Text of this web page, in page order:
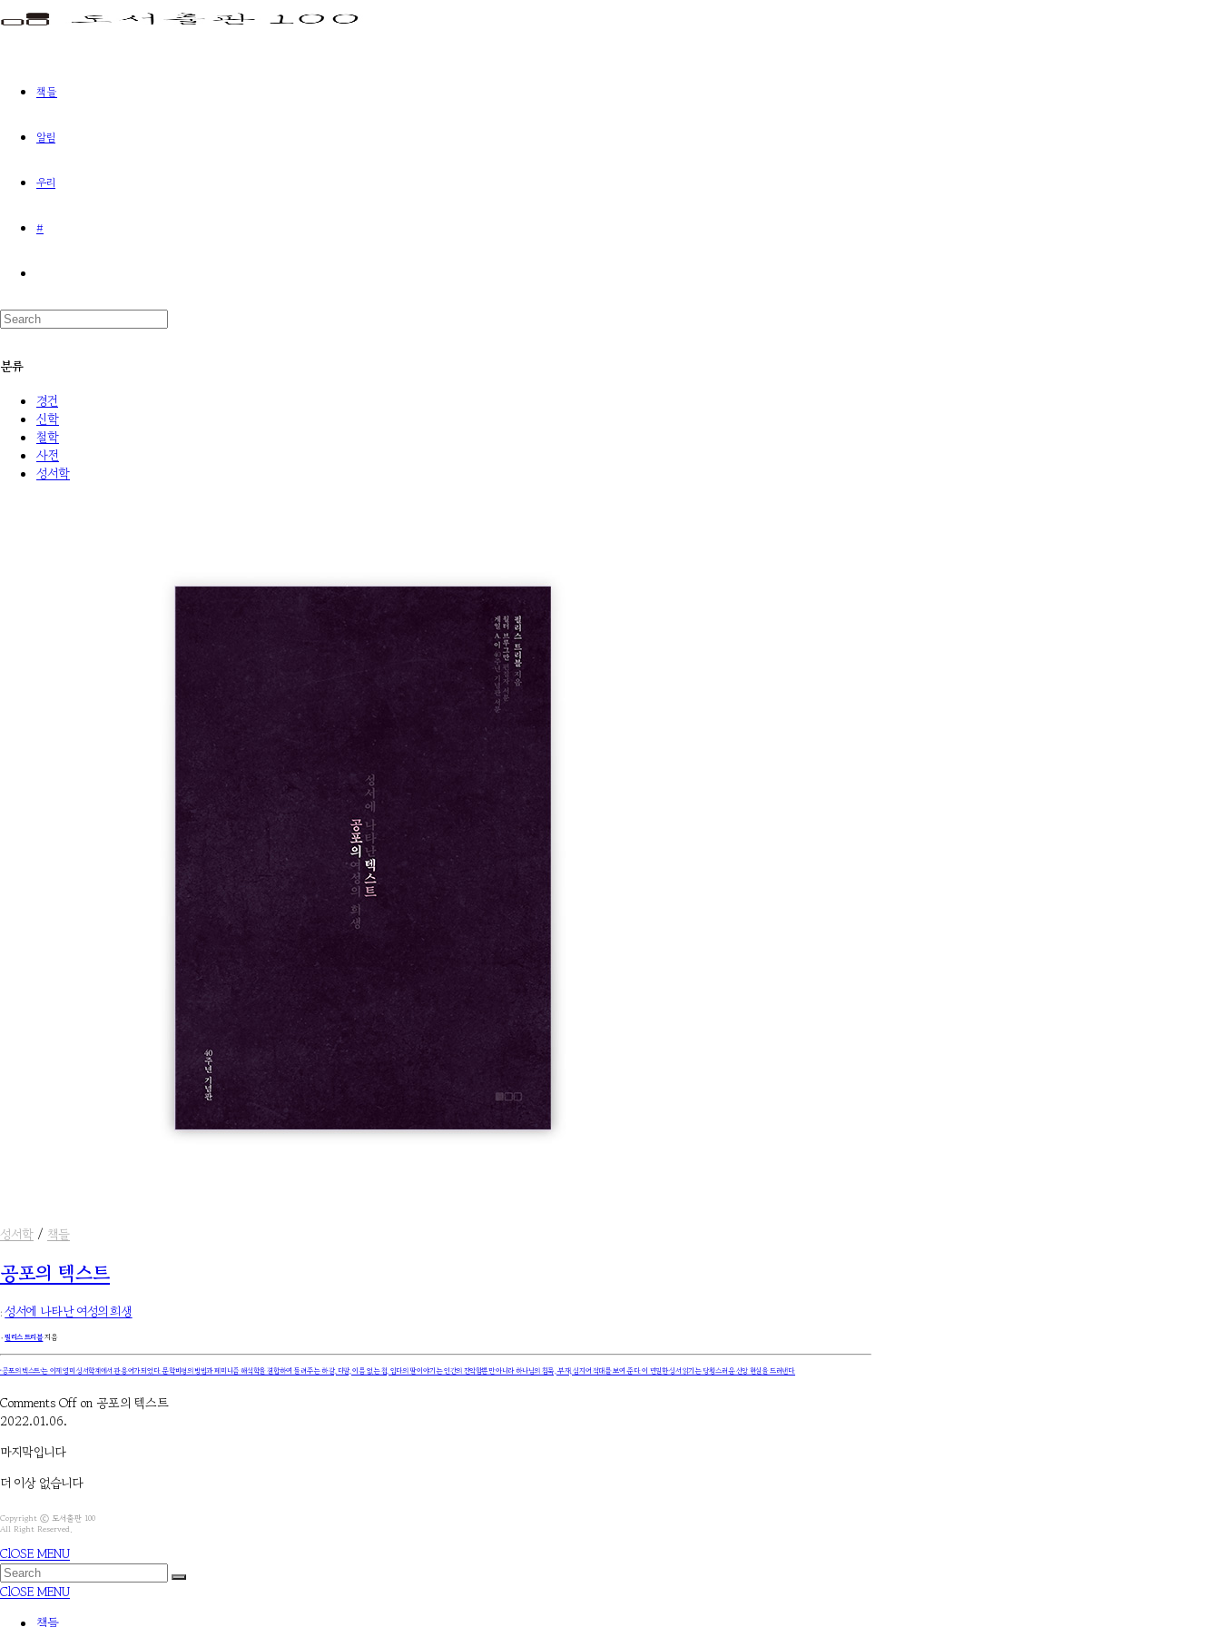
책들
알림
우리
#
분류
경건
신학
철학
사전
성서학
성서학 / 책들
공포의 텍스트
:성서에 나타난 여성의 희생
۰필리스 트리블지음
‘공포의 텍스트’는 이제 영미 성서학계에서 관용어가 되었다. 문학비평의 방법과 페미니즘 해석학을 결합하여 들려주는 하갈, 다말, 이름 없는 첩, 입다의 딸 이야기는 인간의 잔악함뿐만 아니라 하나님의 침묵, 부재, 심지어 적대를 보여 준다. 이 면밀한 성서 읽기는 당황스러운 신앙 현실을 드러낸다.
Comments Off on 공포의 텍스트
2022.01.06.
마지막입니다
더 이상 없습니다
Copyright ⓒ 도서출판 100
All Right Reserved.
ClOSE MENU
ClOSE MENU
책들